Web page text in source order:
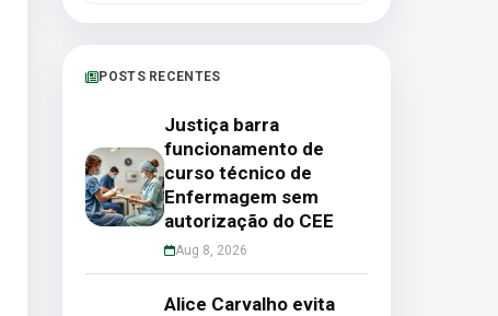
POSTS RECENTES
Justiça barra
funcionamento de
curso técnico de
Enfermagem sem
autorização do CEE
Aug 8, 2026
Alice Carvalho evita